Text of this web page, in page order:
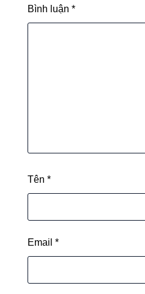
Bình luận *
Tên *
Email *